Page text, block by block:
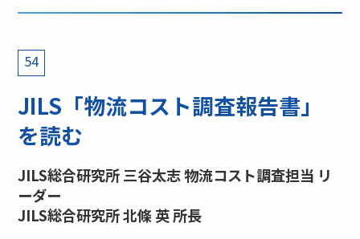
54
JILS「物流コスト調査報告書」
を読む
JILS総合研究所 三谷太志 物流コスト調査担当 リ
ーダー
JILS総合研究所 北條 英 所長